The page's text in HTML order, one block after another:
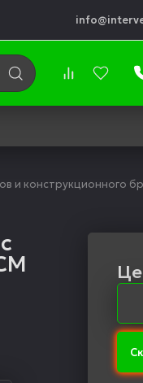
и конструкционного